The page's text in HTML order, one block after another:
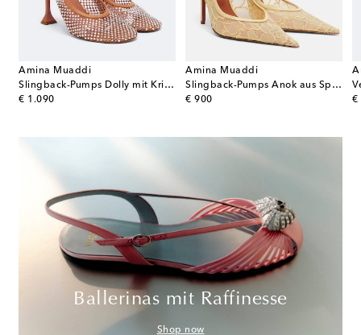
Amina Muaddi
Slingback-Pumps Dolly mit Kristallen
€ 1.090
original price
Amina Muaddi
Slingback-Pumps Anok aus Spitze mit Leder
€ 900
original price €
Ballerinas mit Raffinesse
Shop now